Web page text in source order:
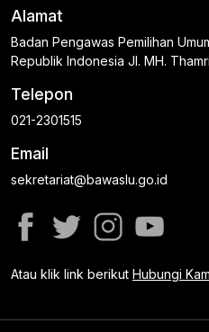
Alamat
Badan Pengawas Pemilihan
Republik Indonesia Jl. MH.
Telepon
021-2301515
Email
sekretariat@bawaslu.go.id
Atau klik link berikut Hubungi